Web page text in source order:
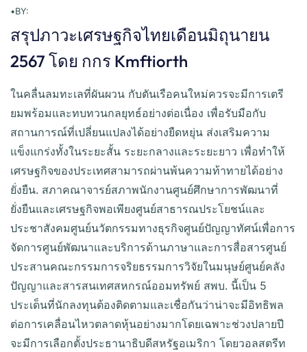
•BY:
สรุปภาวะเศรษฐกิจไทยเดือนมิถุนายน
2567 โดย กกร Kmftiorth
ในคลื่นลมทะเลที่ผันผวน กับตันเรือคนใหม่ควรจะมีการเตรี
ยมพร้อมและทบทวนกลยุทธ์อย่างต่อเนื่อง เพื่อรับมือกับ
สถานการณ์ที่เปลี่ยนแปลงได้อย่างยืดหยุ่น ส่งเสริมความ
แข็งแกร่งทั้งในระยะสั้น ระยะกลางและระยะยาว เพื่อทำให้
เศรษฐกิจของประเทศสามารถผ่านพ้นความท้าทายได้อย่าง
ยั่งยืน. สภาคณาจารย์สภาพนักงานศูนย์ศึกษาการพัฒนาที่
ยั่งยืนและเศรษฐกิจพอเพียงศูนย์สาธารณประโยชน์และ
ประชาสังคมศูนย์นวัตกรรมทางธุรกิจศูนย์ปัญญาทัศน์เพื่อการ
จัดการศูนย์พัฒนาและบริการด้านภาษาและการสื่อสารศูนย์
ประสานคณะกรรมการจริยธรรมการวิจัยในมนุษย์ศูนย์คลัง
ปัญญาและสารสนเทศสหกรณ์ออมทรัพย์ สพบ. นี้เป็น 5
ประเด็นที่นักลงทุนต้องติดตามและเชื่อกันว่าน่าจะมีอิทธิพล
ต่อการเคลื่อนไหวตลาดหุ้นอย่างมากโดยเฉพาะช่วงปลายปี
จะมีการเลือกตั้งประธานาธิบดีสหรัฐอเมริกา โดยวอลสตรีท